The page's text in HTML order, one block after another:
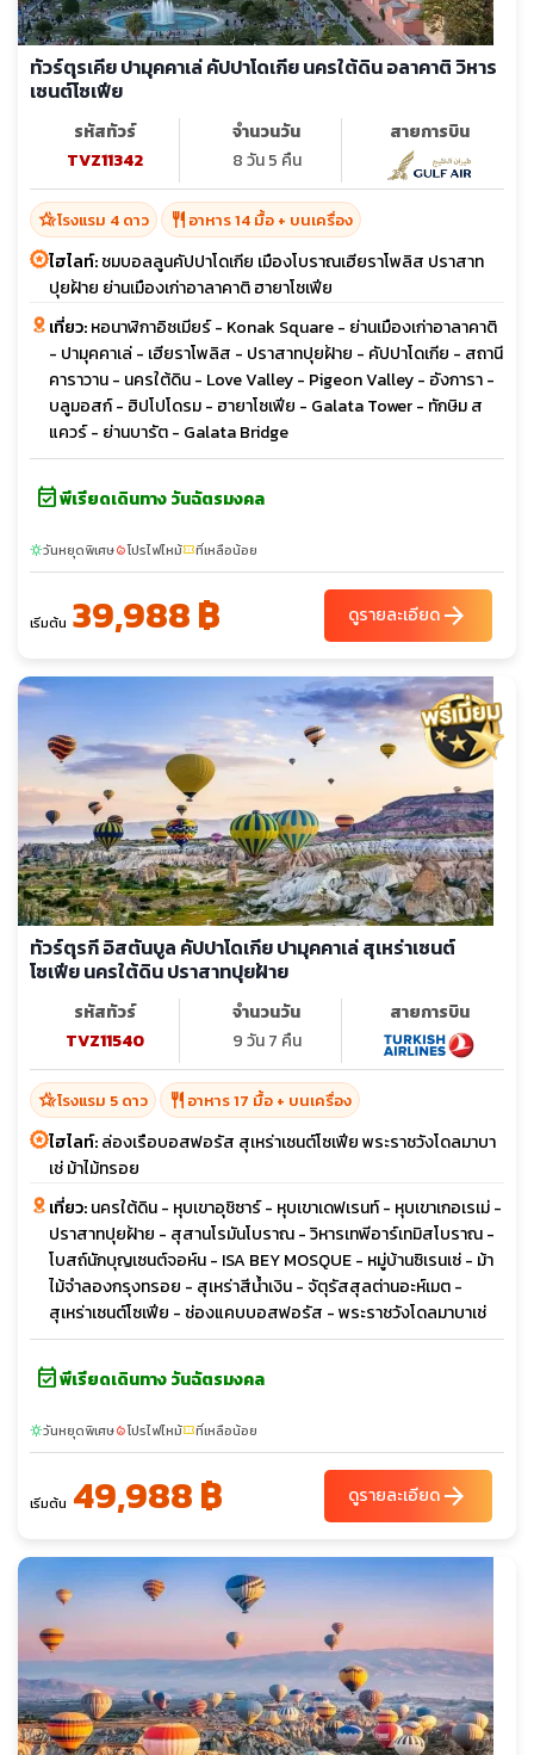
ทัวร์ตุรเคีย ปามุคคาเล่ คัปปาโดเกีย นครใต้ดิน อลาคาติ วิหาร
เซนต์โซเฟีย
รหัสทัวร์
TVZ11342
จำนวนวัน
8 วัน 5 คืน
สายการบิน
hotel_classโรงแรม 4 ดาว restaurant อาหาร 14 มื้อ + บนเครื่อง
ไฮไลท์:ชมบอลลูนคัปปาโดเกีย เมืองโบราณเฮียราโพลิส ปราสาท
ปุยฝ้าย ย่านเมืองเก่าอาลาคาติ ฮายาโซเฟีย
เที่ยว:หอนาฬิกาอิซเมียร์ - Konak Square - ย่านเมืองเก่าอาลาคาติ
- ปามุคคาเล่ - เฮียราโพลิส - ปราสาทปุยฝ้าย - คัปปาโดเกีย - สถานี
คาราวาน - นครใต้ดิน - Love Valley - Pigeon Valley - อังการา -
บลูมอสก์ - ฮิปโปโดรม - ฮายาโซเฟีย - Galata Tower - ทักษิม ส
แควร์ - ย่านบารัต - Galata Bridge
event_availableพีเรียดเดินทาง วันฉัตรมงคล
sunnyวันหยุดพิเศษlocal_fire_departmentโปรไฟไหม้confirmation_numberที่เหลือน้อย
เริ่มต้น 39,988 ฿ ดูรายละเอียดarrow_forward
ทัวร์ตุรกี อิสตันบูล คัปปาโดเกีย ปามุคคาเล่ สุเหร่าเซนต์
โซเฟีย นครใต้ดิน ปราสาทปุยฝ้าย
รหัสทัวร์
TVZ11540
จำนวนวัน
9 วัน 7 คืน
สายการบิน
hotel_classโรงแรม 5 ดาว restaurant อาหาร 17 มื้อ + บนเครื่อง
ไฮไลท์:ล่องเรือบอสฟอรัส สุเหร่าเซนต์โซเฟีย พระราชวังโดลมาบา
เช่ ม้าไม้ทรอย
เที่ยว:นครใต้ดิน - หุบเขาอุชิซาร์ - หุบเขาเดฟเรนท์ - หุบเขาเกอเรเม่ -
ปราสาทปุยฝ้าย - สุสานโรมันโบราณ - วิหารเทพีอาร์เทมิสโบราณ -
โบสถ์นักบุญเซนต์จอห์น - ISA BEY MOSQUE - หมู่บ้านซิเรนเซ่ - ม้า
ไม้จำลองกรุงทรอย - สุเหร่าสีน้ำเงิน - จัตุรัสสุลต่านอะห์เมต -
สุเหร่าเซนต์โซเฟีย - ช่องแคบบอสฟอรัส - พระราชวังโดลมาบาเช่
event_availableพีเรียดเดินทาง วันฉัตรมงคล
sunnyวันหยุดพิเศษlocal_fire_departmentโปรไฟไหม้confirmation_numberที่เหลือน้อย
เริ่มต้น 49,988 ฿ ดูรายละเอียดarrow_forward